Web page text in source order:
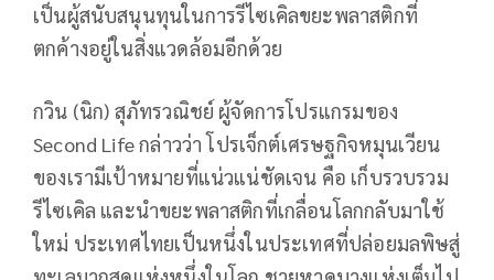
เป็นผู้สนับสนุนทุนในการรีไซเคิลขยะพลาสติกที่
ตกค้างอยู่ในสิ่งแวดล้อมอีกด้วย
กวิน (นิก) สุภัทรวณิชย์ ผู้จัดการโปรแกรมของ
Second Life กล่าวว่า โปรเจ็กต์เศรษฐกิจหมุนเวียน
ของเรามีเป้าหมายที่แน่วแน่ชัดเจน คือ เก็บรวบรวม
รีไซเคิล และนำขยะพลาสติกที่เกลื่อนโลกกลับมาใช้
ใหม่ ประเทศไทยเป็นหนึ่งในประเทศที่ปล่อยมลพิษสู่